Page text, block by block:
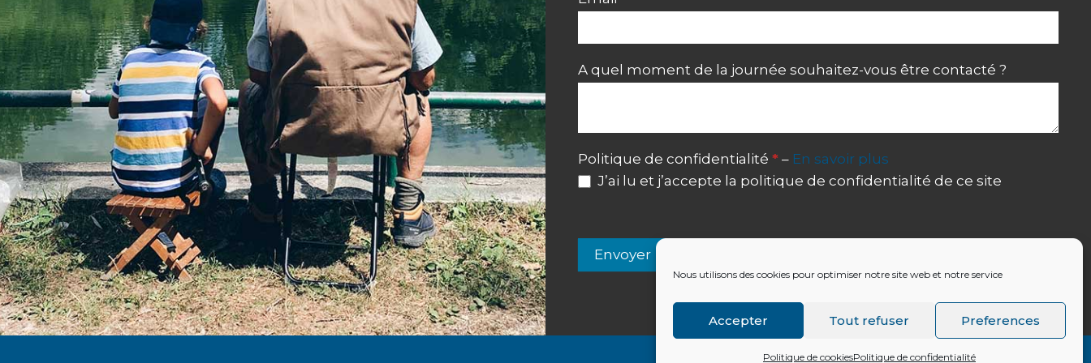
Nous utilisons des cookies pour optimiser notre site web et notre service
Accepter Tout refuser Preferences
Politique de cookiesPolitique de confidentialité
A quel moment de la journée souhaitez-vous être contacté ?
Politique de confidentialité * – En savoir plus
J’ai lu et j’accepte la politique de confidentialité de ce site
Envoyer